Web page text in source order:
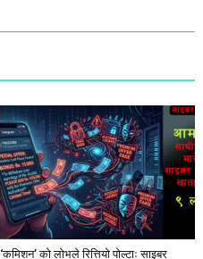
‘कमिशन’ को लोभले रित्तियो पोल्टाः साइबर